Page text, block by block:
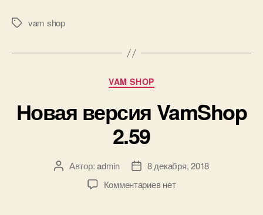
Меткиvam shop
Рубрики
VAM SHOP
Новая версия VamShop
2.59
АвторАвтор:admin
Дата8 декабря, 2018
Комментариевк
нет